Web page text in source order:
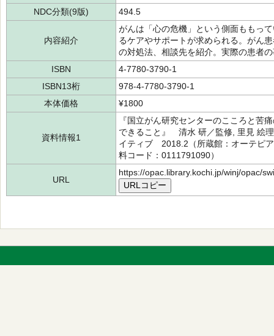
NDC分類(9版)
494.5
内容紹介
がんは「心の危機」という側面ももっ
るケアやサポートが求められる。がん
の対処法、相談先を紹介。実際の患者
ISBN
4-7780-3790-1
ISBN13桁
978-4-7780-3790-1
本体価格
¥1800
資料情報1
『国立がん研究センターのこころと苦
できること』 清水 研／監修, 里見 絵
イティブ 2018.2（所蔵館：オーテ
料コード：0111791090）
URL
https://opac.library.kochi.jp/winj/opac/
URLコピー